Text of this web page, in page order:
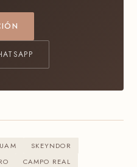
UAM
SKEYNDOR
CAMPO REAL